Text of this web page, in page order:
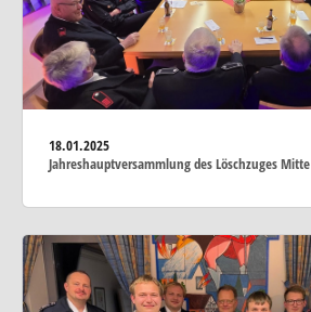
18.01.2025
Jahreshauptversammlung des Löschzuges Mitte